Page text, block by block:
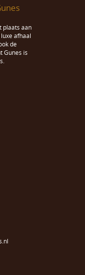
plaats aan
afhaal
de
Gunes is